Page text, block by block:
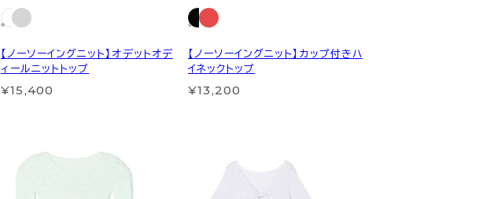
【ノーソーイングニット】オデットオデ
ィールニットトップ
¥15,400
【ノーソーイングニット】カップ付きハ
イネックトップ
¥13,200